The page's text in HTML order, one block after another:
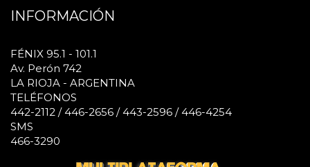
INFORMACIÓN
FÉNIX 95.1 - 101.1
Av. Perón 742
LA RIOJA - ARGENTINA
TELÉFONOS
442-2112 / 446-2656 / 443-2596 / 446-4254
SMS
466-3290